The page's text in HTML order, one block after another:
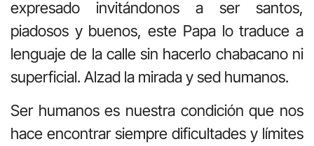
expresado invitándonos a ser santos,
piadosos y buenos, este Papa lo traduce a
lenguaje de la calle sin hacerlo chabacano ni
superficial. Alzad la mirada y sed humanos.
Ser humanos es nuestra condición que nos
hace encontrar siempre dificultades y límites